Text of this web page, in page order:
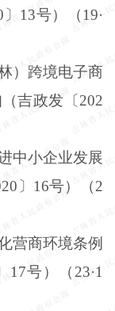
〕 13号）（19·
）跨境电子商
吉政发〔202
中小企业发展
〕 16号）（2
营商环境条例
17号）（ 23·1